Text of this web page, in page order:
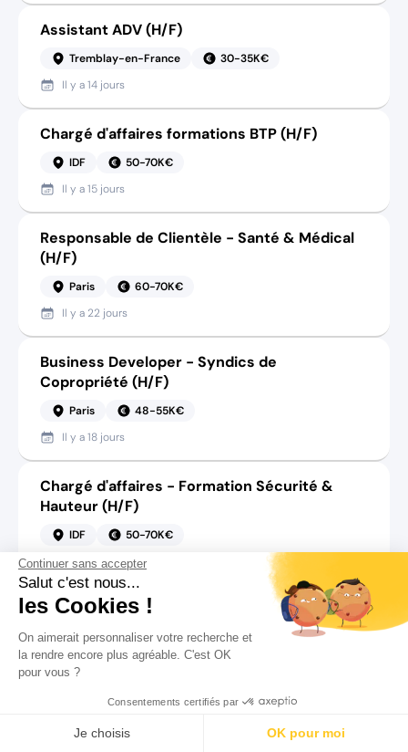
Continuer sans accepter
Salut c'est nous...
les Cookies !
On aimerait personnaliser votre recherche et
la rendre encore plus agréable. C'est OK
pour vous ?
Consentements certifiés par
Je choisis OK pour moi
Assistant ADV (H/F)
Tremblay-en-France
30-35K€
Il y a14 jours
Chargé d'affaires formations BTP (H/F)
IDF
50-70K€
Il y a15 jours
Responsable de Clientèle - Santé & Médical
(H/F)
Paris
60-70K€
Il y a 22 jours
Business Developer - Syndics de
Copropriété (H/F)
Paris
48-55K€
Il y a18 jours
Chargé d'affaires - Formation Sécurité &
Hauteur (H/F)
IDF
50-70K€
Il y a27 jours
Account manager - Collecte & Recyclage
(H/F)
Ile-de-France
45-55K€
Sales Confirmé.e - Cybersécurité & Cloud
Rechercher